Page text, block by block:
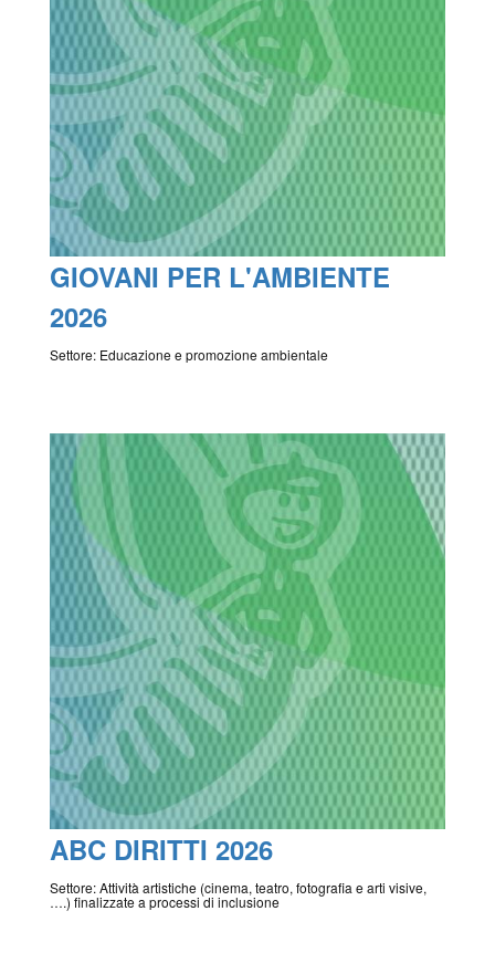
GIOVANI PER L'AMBIENTE
2026
Settore: Educazione e promozione ambientale
ABC DIRITTI 2026
Settore: Attività artistiche (cinema, teatro, fotografia e arti visive,
….) finalizzate a processi di inclusione